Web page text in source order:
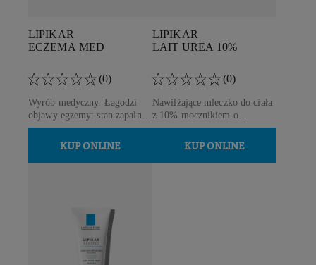
LIPIKAR
ECZEMA MED
(0)
Wyrób medyczny. Łagodzi
objawy egzemy: stan zapalny,
swędzenie, zaczerwienienie,
suchą skórę.KUP ONLINE
LIPIKAR
LAIT UREA 10%
(0)
Nawilżające mleczko do ciała
z 10% mocznikiem o
natychmiastowym potrójnym
działaniu.KUP ONLINE